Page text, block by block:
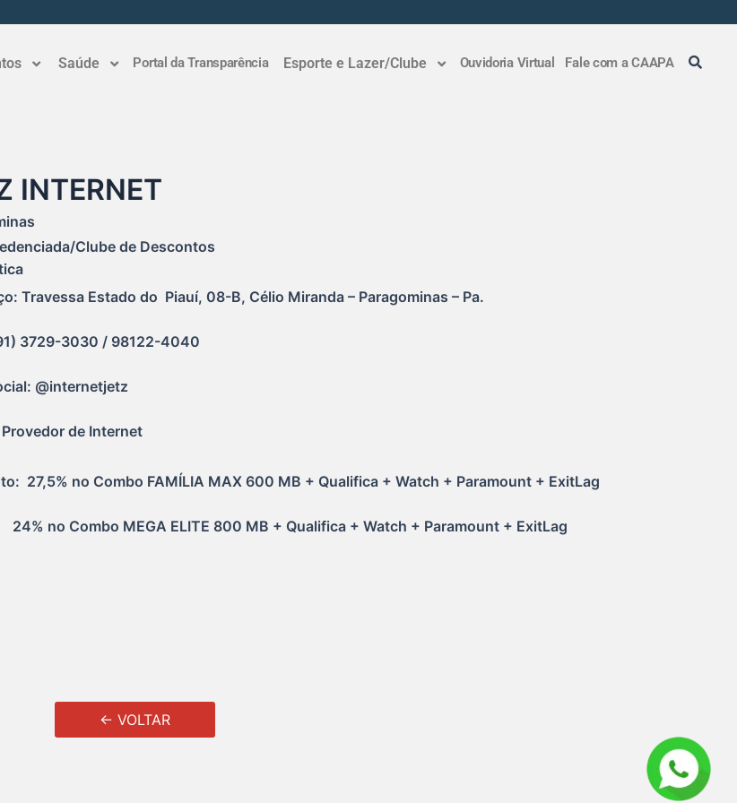
Saúde Portal da Transparência Esporte e Lazer/Clube Ouvidoria Virtual Fale com a CAAPA
INTERNET
Clube de Descontos
Travessa Estado do  Piauí, 08-B, Célio Miranda – Paragominas – Pa.
3729-3030 / 98122-4040
@internetjetz
de Internet
27,5% no Combo FAMÍLIA MAX 600 MB + Qualifica + Watch + Paramount + ExitLag
24% no Combo MEGA ELITE 800 MB + Qualifica + Watch + Paramount + ExitLag
← VOLTAR